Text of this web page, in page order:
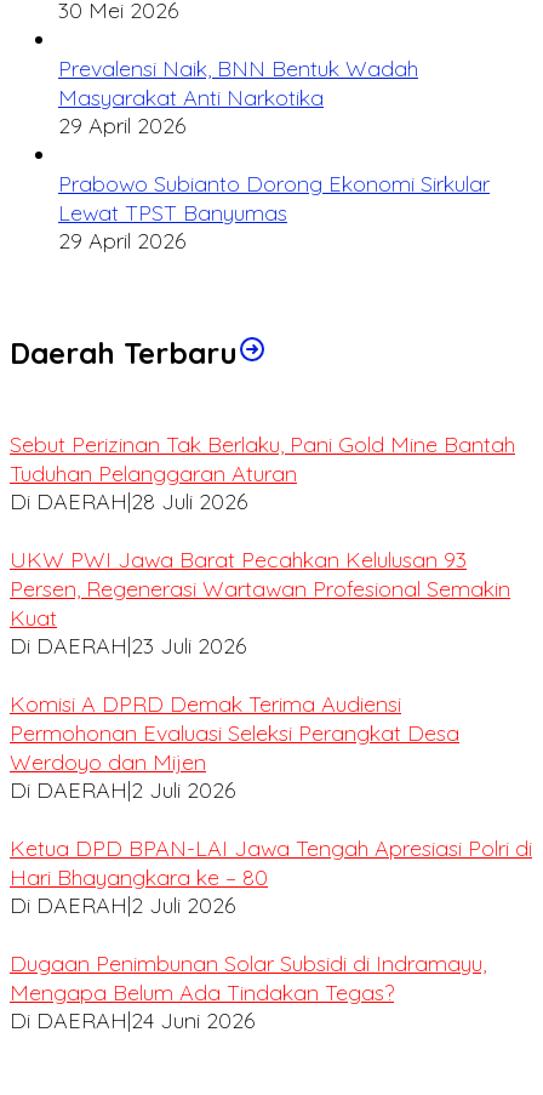
30 Mei 2026
Prevalensi Naik, BNN Bentuk Wadah
Masyarakat Anti Narkotika
29 April 2026
Prabowo Subianto Dorong Ekonomi Sirkular
Lewat TPST Banyumas
29 April 2026
Daerah Terbaru
Sebut Perizinan Tak Berlaku, Pani Gold Mine Bantah
Tuduhan Pelanggaran Aturan
Di DAERAH|28 Juli 2026
UKW PWI Jawa Barat Pecahkan Kelulusan 93
Persen, Regenerasi Wartawan Profesional Semakin
Kuat
Di DAERAH|23 Juli 2026
Komisi A DPRD Demak Terima Audiensi
Permohonan Evaluasi Seleksi Perangkat Desa
Werdoyo dan Mijen
Di DAERAH|2 Juli 2026
Ketua DPD BPAN-LAI Jawa Tengah Apresiasi Polri di
Hari Bhayangkara ke – 80
Di DAERAH|2 Juli 2026
Dugaan Penimbunan Solar Subsidi di Indramayu,
Mengapa Belum Ada Tindakan Tegas?
Di DAERAH|24 Juni 2026